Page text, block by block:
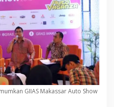
GIIAS Makassar Auto Show